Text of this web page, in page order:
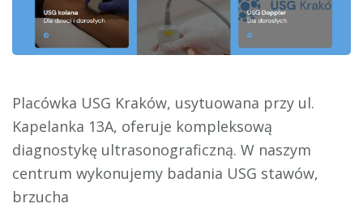
Placówka USG Kraków, usytuowana przy ul.
Kapelanka 13A, oferuje kompleksową
diagnostykę ultrasonograficzną. W naszym
centrum wykonujemy badania USG stawów,
brzucha